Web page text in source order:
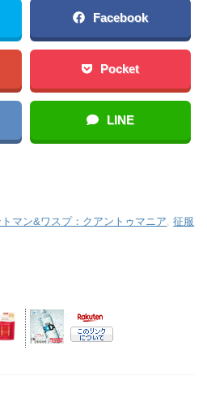
Facebook
Pocket
LINE
トマン&ワスプ：クアントゥマニア ,征服